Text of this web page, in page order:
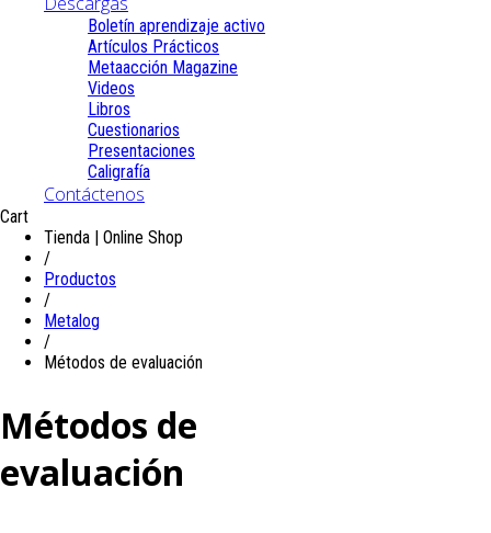
Boletín aprendizaje activo
Artículos Prácticos
Metaacción Magazine
Videos
Libros
Cuestionarios
Presentaciones
Caligrafía
Contáctenos
Cart
Tienda | Online Shop
/
Productos
/
Metalog
/
Métodos de evaluación
Métodos de
evaluación